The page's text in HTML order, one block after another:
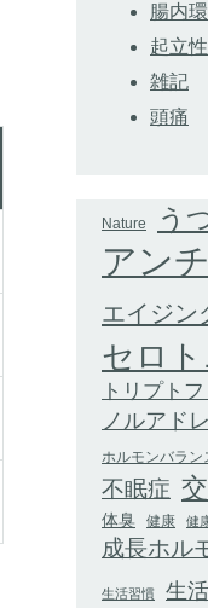
腸内
起立
雑記
頭痛
Nature う
アン
エイジン
セロ
トリプト
ノルアド
ホルモンバラン
不眠症
体臭 健康 健
成長ホル
生活習慣 生